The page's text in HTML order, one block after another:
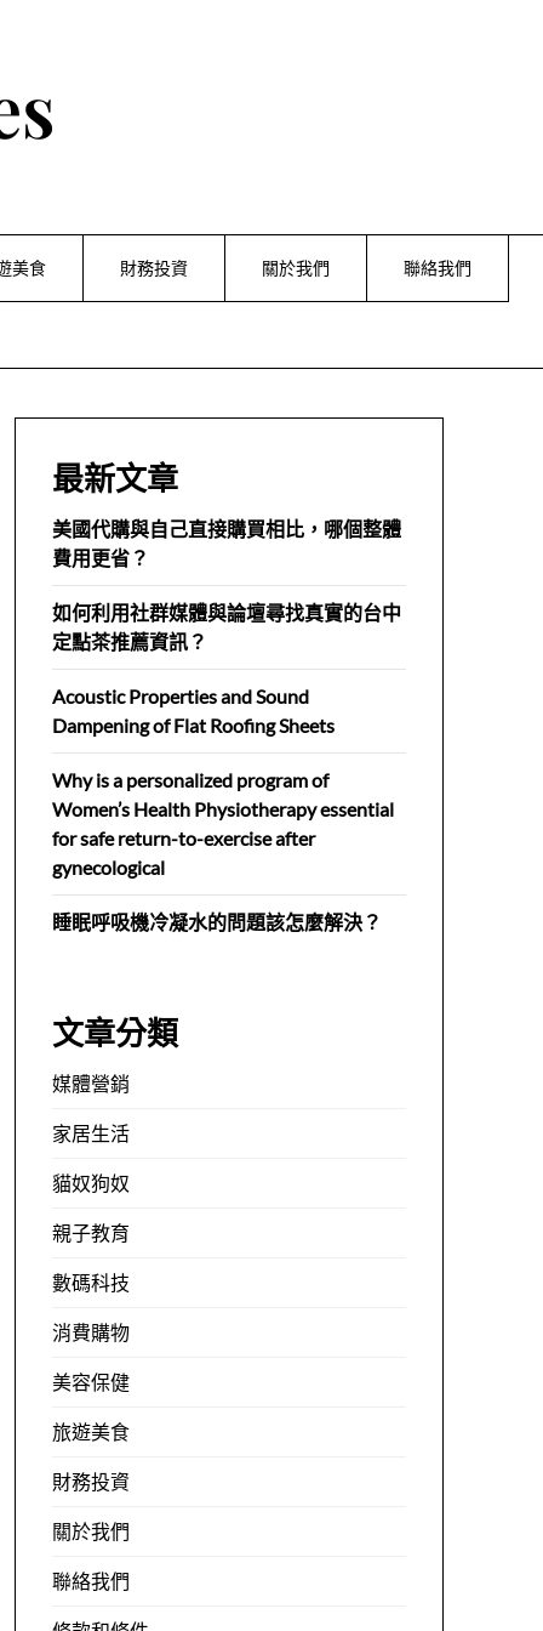
美食 財務投資 關於我們 聯絡我們
最新文章
美國代購與自己直接購買相比，哪個整體
費用更省？
如何利用社群媒體與論壇尋找真實的台中
定點茶推薦資訊？
Acoustic Properties and Sound
Dampening of Flat Roofing Sheets
Why is a personalized program of
Women’s Health Physiotherapy essential
for safe return-to-exercise after
gynecological
睡眠呼吸機冷凝水的問題該怎麼解決？
文章分類
媒體營銷
家居生活
貓奴狗奴
親子教育
數碼科技
消費購物
美容保健
旅遊美食
財務投資
關於我們
聯絡我們